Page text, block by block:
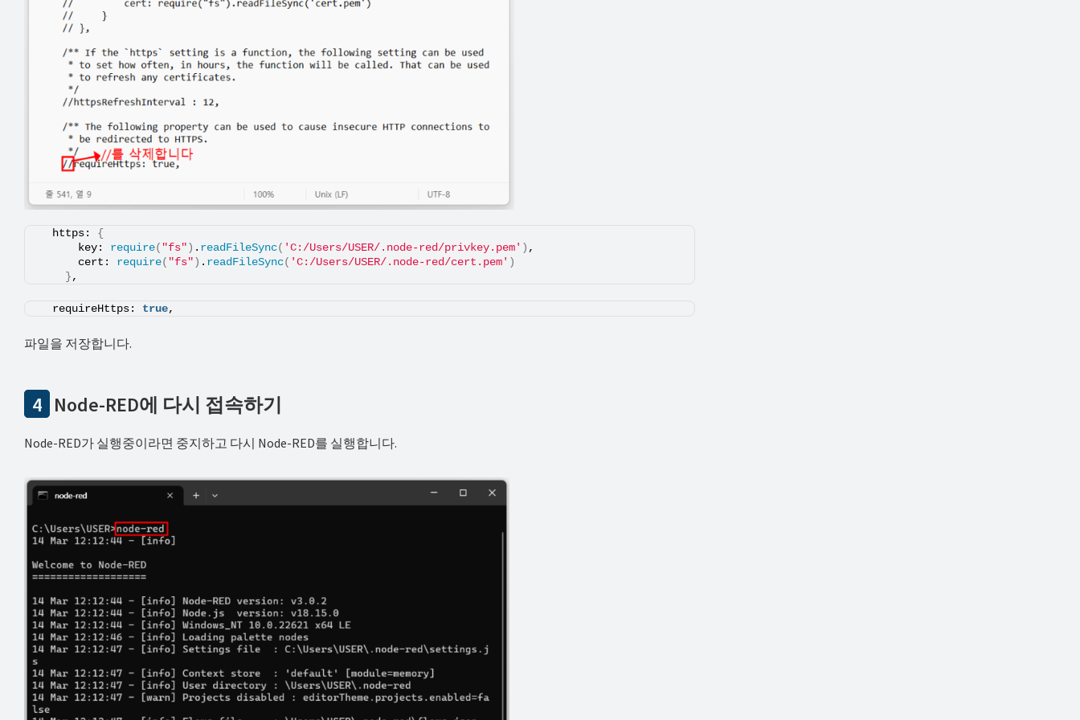
  https:
{
      key:
require( "fs") . readFileSync( 'C:/Users/USER/.node-red/privkey.pem' ) ,
      cert:
require( "fs") . readFileSync( 'C:/Users/USER/.node-red/cert.pem' )
},
  requireHttps:
true,
파일을 저장합니다.
4 Node-RED에 다시 접속하기
Node-RED가 실행중이라면 중지하고 다시 Node-RED를 실행합니다.